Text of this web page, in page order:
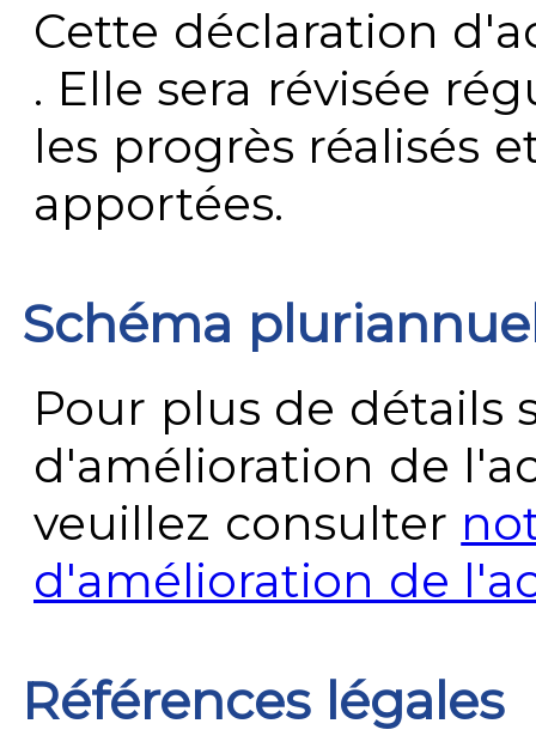
Cette déclaration
. Elle sera révisée
les progrès réalisés
apportées.
Schéma
Pour plus de détails
d'amélioration de
veuillez consulter
d'amélioration de
Références légales